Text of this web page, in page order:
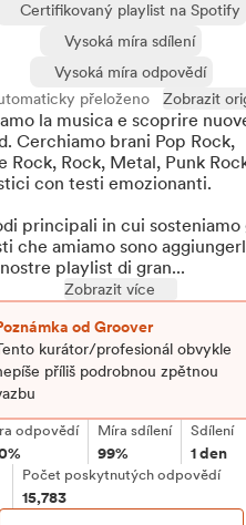
Certifikovaný playlist na Spotify
Vysoká míra sdílení
Vysoká míra odpovědí
přeloženo
Zobrazit
la musica e scoprire
Cerchiamo brani Pop Rock,
Rock, Rock, Metal, Punk
con testi emozionanti.
principali in cui sosteniamo
che amiamo sono
playlist di gran...
Zobrazit více
od Groover
kurátor/profesionál obvykle
příliš podrobnou zpětnou
odpovědí Míra sdílení
99%
Sdílení
1 den
Počet poskytnutých odpovědí
15,783